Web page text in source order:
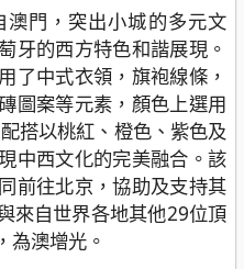
門，突出小城的多元文
牙的西方特色和諧展現。
了中式衣領，旗袍線條，
圖案等元素，顏色上選用
搭以桃紅、橙色、紫色及
中西文化的完美融合。該
前往北京，協助及支持其
來自世界各地其他29位頂
為澳增光。